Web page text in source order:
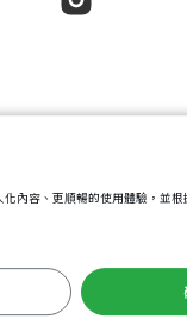
遊玩
Inc. All Rights Reserved.
內容、更順暢的使用體驗，並